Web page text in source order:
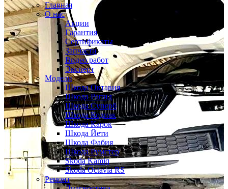
Главная
О нас
Акции
Гарантия
Сертификаты
Запчасти
Видео работ
Эксперт
Модели
Шкода Октавия
Шкода Рапид
Шкода Суперб
Шкода Кодиак
Шкода Карок
Шкода Йети
Шкода Фабия
Шкода Румстер
Skoda Kamiq
Skoda Octavia RS
Ремонт